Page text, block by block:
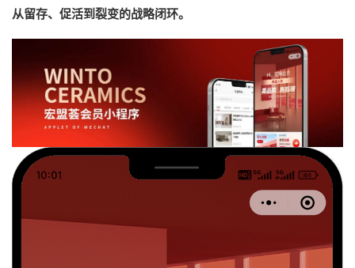
从留存、促活到裂变的战略闭环。